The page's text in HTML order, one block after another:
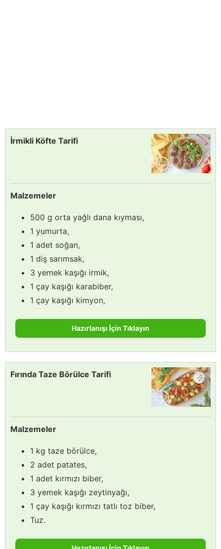
İrmikli Köfte Tarifi
Malzemeler
500 g orta yağlı dana kıyması,
1 yumurta,
1 adet soğan,
1 diş sarımsak,
3 yemek kaşığı irmik,
1 çay kaşığı karabiber,
1 çay kaşığı kimyon,
Hazırlanışı İçin Tıklayın
Fırında Taze Börülce Tarifi
Malzemeler
1 kg taze börülce,
2 adet patates,
1 adet kırmızı biber,
3 yemek kaşığı zeytinyağı,
1 çay kaşığı kırmızı tatlı toz biber,
Tuz.